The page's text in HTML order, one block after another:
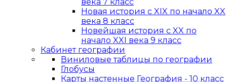
Новая история с XIX по начало XX
века 8 класс
Новейшая история с XX по
начало XXI века 9 класс
Кабинет географии
Виниловые таблицы по географии
Глобусы
Карты настенные География - 10 класс